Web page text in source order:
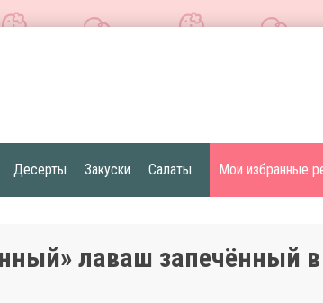
Десерты Закуски Салаты Мои избранные
лаваш запечённый в